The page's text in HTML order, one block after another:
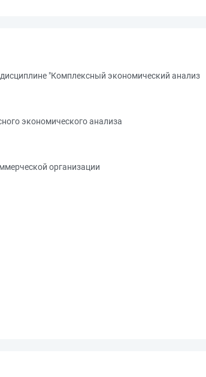
"Комплексный экономический анализ
экономического анализа
организации